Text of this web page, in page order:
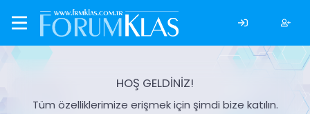
HOŞ GELDİNİZ!
Tüm özelliklerimize erişmek için şimdi bize katılın.